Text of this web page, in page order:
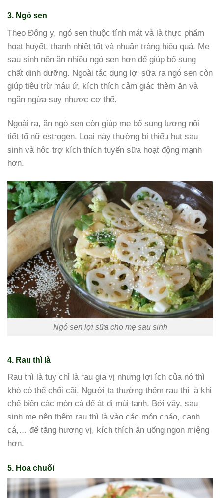
3. Ngó sen
Theo Đông y, ngó sen thuộc tính mát và là thực phẩm
hoạt huyết, thanh nhiệt tốt và nhuận tràng hiệu quả. Mẹ
sau sinh nên ăn nhiều ngó sen hơn để giúp bổ sung
chất dinh dưỡng. Ngoài tác dụng lợi sữa ra ngó sen còn
giúp tiêu trừ máu ứ, kích thích cảm giác thèm ăn và
ngăn ngừa suy nhược cơ thể.
Ngoài ra, ăn ngó sen còn giúp mẹ bổ sung lượng nội
tiết tố nữ estrogen. Loại này thường bị thiếu hụt sau
sinh và hôc trợ kích thích tuyến sữa hoạt động mạnh
hơn.
Ngó sen lợi sữa cho mẹ sau sinh
4. Rau thì là
Rau thì là tuy chỉ là rau gia vị nhưng lợi ích của nó thì
khó có thể chối cãi. Người ta thường thêm rau thì là khi
chế biến các món cá để át đi mùi tanh. Bởi vậy, sau
sinh mẹ nên thêm rau thì là vào các món cháo, canh
cá,… để tăng hương vị, kích thích ăn uống ngon miệng
hơn.
5. Hoa chuối